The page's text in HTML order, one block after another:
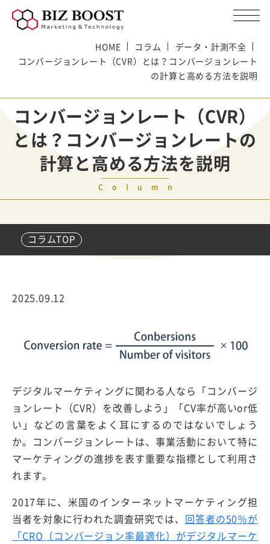
HOME コラム
データ・計測不全
コンバージョンレート（CVR）とは？コンバージョンレート
の計算と高める方法を説明
コンバージョンレート（CVR）
とは？コンバージョンレートの
計算と高める方法を説明
Column
コラムTOP
2025.09.12
デジタルマーケティングに関わる人なら「コンバージ
ョンレート（CVR）を改善しよう」「CV率が高いor低
い」などの言葉をよく耳にするのではないでしょう
か。コンバージョンレートは、事業活動において特に
マーケティングの進捗を表す重要な指標として利用さ
れます。
2017年に、米国のインターネットマーケティング担
当者を対象に行われた調査研究では、 回答者の50％が
「CRO（コンバージョン率最適化）がデジタルマーケ